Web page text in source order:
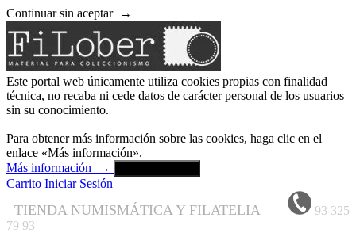
Continuar sin aceptar →
Este portal web únicamente utiliza cookies propias con finalidad
técnica, no recaba ni cede datos de carácter personal de los usuarios
sin su conocimiento.
Para obtener más información sobre las cookies, haga clic en el
enlace «Más información».
Más información
→
Carrito Iniciar Sesión
TIENDA NUMISMÁTICA Y FILATELIA
93 325
79 93